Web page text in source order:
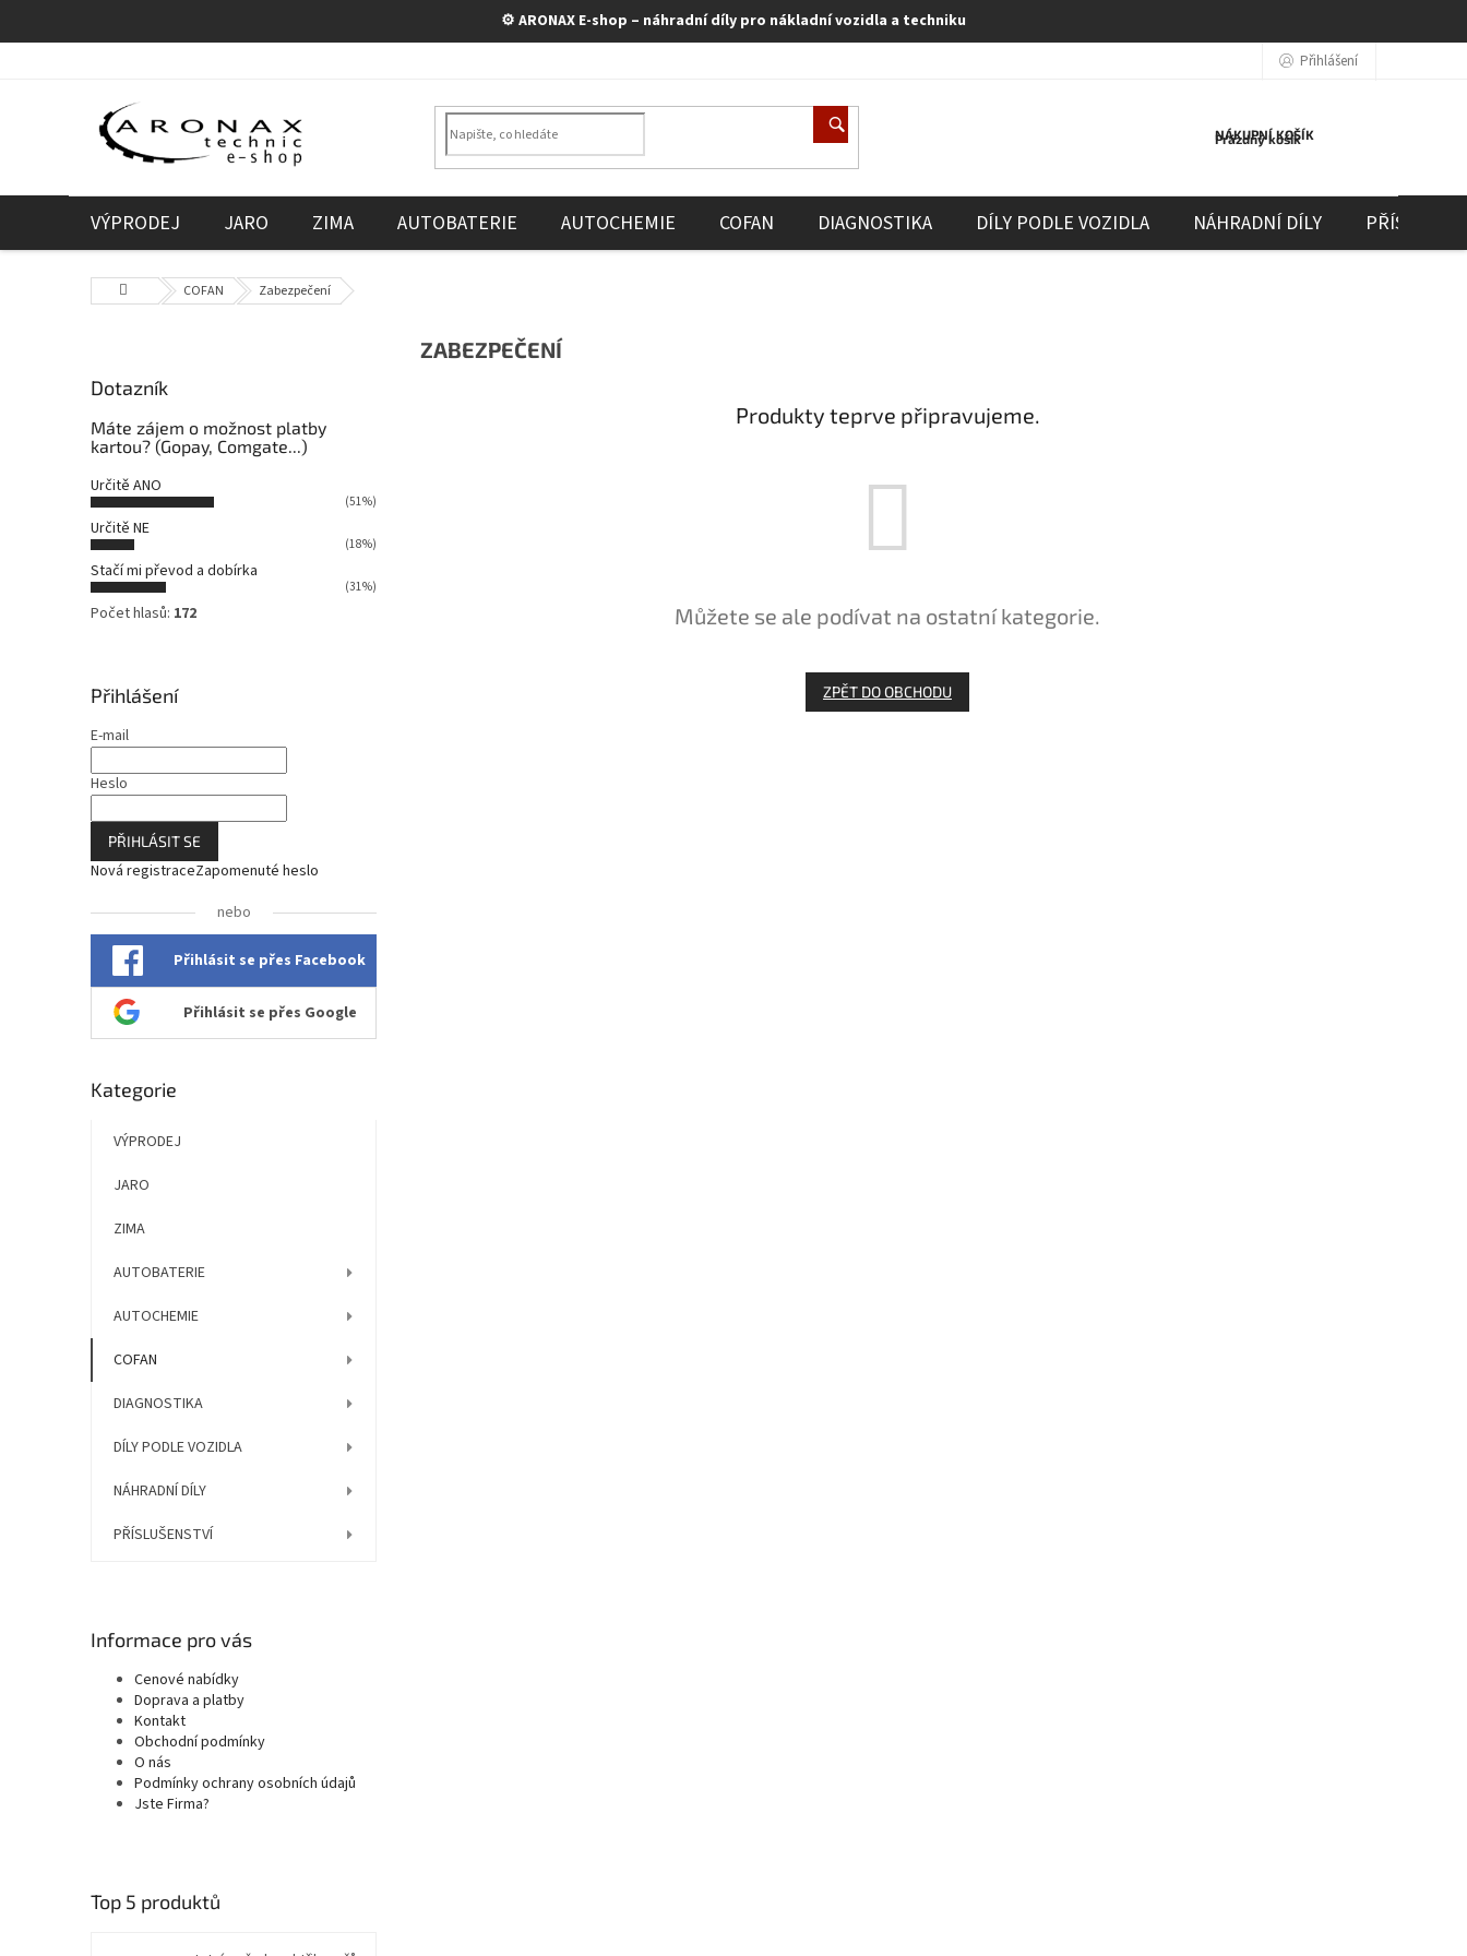
⚙️ ARONAX E-shop – náhradní díly pro nákladní vozidla a techniku
Přihlášení
NÁKUPNÍ KOŠÍK
Prázdný košík
VÝPRODEJ JARO ZIMA AUTOBATERIE AUTOCHEMIE COFAN DIAGNOSTIKA DÍLY PODLE VOZIDLA NÁHRADNÍ DÍLY
Domů COFAN Zabezpečení
s
t
r
n
n
í
p
a
n
Dotazník
Máte zájem o možnost platby
kartou? (Gopay, Comgate...)
Určitě ANO
(51%)
Určitě NE
(18%)
Stačí mi převod a dobírka
(31%)
Počet hlasů: 172
Přihlášení
E-mail
Heslo
PŘIHLÁSIT SE
Nová registraceZapomenuté heslo
nebo
Přihlásit se přes Facebook
Přihlásit se přes Google
Přeskočit
Kategorie
VÝPRODEJ
JARO
ZIMA
AUTOBATERIE
AUTOCHEMIE
COFAN
DIAGNOSTIKA
DÍLY PODLE VOZIDLA
NÁHRADNÍ DÍLY
PŘÍSLUŠENSTVÍ
Informace pro vás
Cenové nabídky
Doprava a platby
Kontakt
Obchodní podmínky
O nás
Podmínky ochrany osobních údajů
Jste Firma?
Top 5 produktů
ZABEZPEČENÍ
Produkty teprve připravujeme.
Můžete se ale podívat na ostatní kategorie.
ZPĚT DO OBCHODU